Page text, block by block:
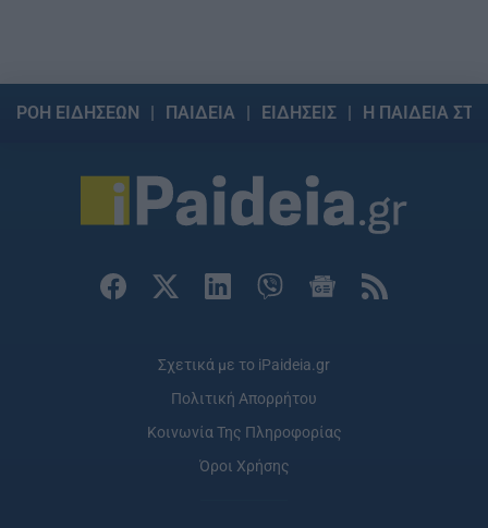
ΡΟΗ ΕΙΔΗΣΕΩΝ ΠΑΙΔΕΙΑ ΕΙΔΗΣΕΙΣ Η ΠΑΙΔΕΙΑ
Σχετικά με το iPaideia.gr
Πολιτική Απορρήτου
Κοινωνία Της Πληροφορίας
Όροι Χρήσης